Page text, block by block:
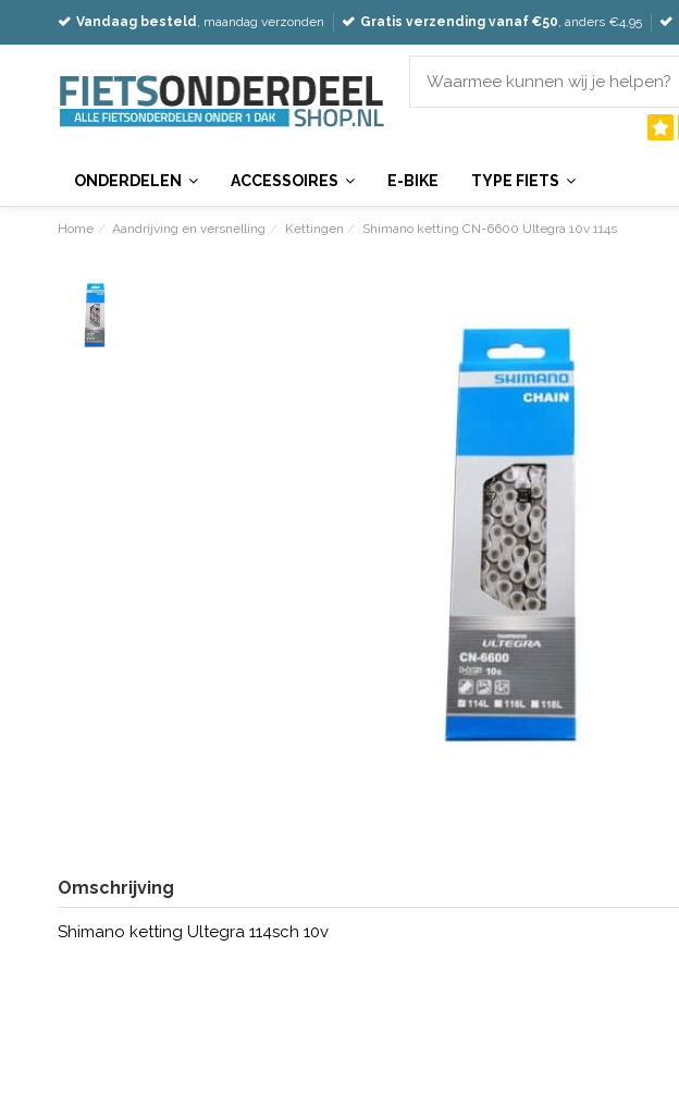
Vandaag besteld, maandag verzonden Gratis verzending vanaf €50, anders €4,95
ONDERDELEN ACCESSOIRES E-BIKE TYPE FIETS
Home Aandrijving en versnelling Kettingen Shimano ketting CN-6600 Ultegra 10v 114s
Omschrijving
Shimano ketting Ultegra 114sch 10v